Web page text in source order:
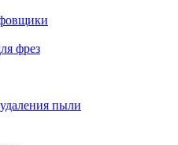
фрез
пыли